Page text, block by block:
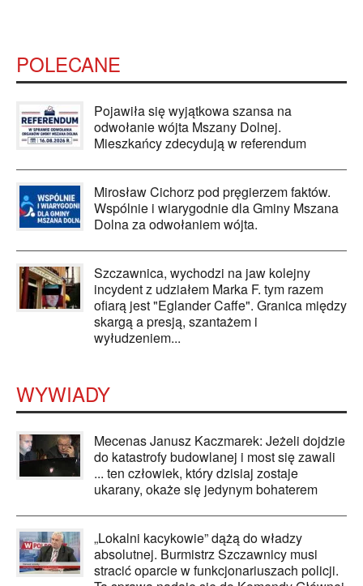
POLECANE
Pojawiła się wyjątkowa szansa na
odwołanie wójta Mszany Dolnej.
Mieszkańcy zdecydują w referendum
Mirosław Cichorz pod pręgierzem faktów.
Wspólnie i wiarygodnie dla Gminy Mszana
Dolna za odwołaniem wójta.
Szczawnica, wychodzi na jaw kolejny
incydent z udziałem Marka F. tym razem
ofiarą jest "Eglander Caffe". Granica między
skargą a presją, szantażem i
wyłudzeniem...
WYWIADY
Mecenas Janusz Kaczmarek: Jeżeli dojdzie
do katastrofy budowlanej i most się zawali
... ten człowiek, który dzisiaj zostaje
ukarany, okaże się jedynym bohaterem
„Lokalni kacykowie” dążą do władzy
absolutnej. Burmistrz Szczawnicy musi
stracić oparcie w funkcjonariuszach policji.